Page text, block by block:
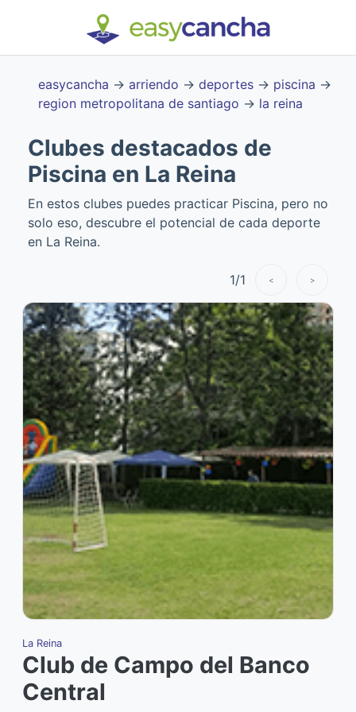
easycancha → arriendo → deportes → piscina →
region metropolitana de santiago → la reina
La Reina
Club de Campo del Banco
Central
Clubes destacados de
Piscina en La Reina
En estos clubes puedes practicar Piscina, pero no
solo eso, descubre el potencial de cada deporte
en La Reina.
1/1 < >